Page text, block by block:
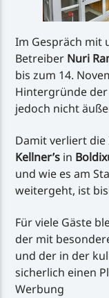
Im Gespräch mit
Betreiber Nuri
bis zum 14.
Hintergründe
jedoch nicht
Damit verliert die
Kellner’s in
und wie es am
weitergeht, ist
Für viele Gäste
der mit
und der in der
sicherlich einen
Werbung